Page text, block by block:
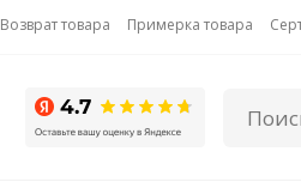
Возврат товара Примерка товара